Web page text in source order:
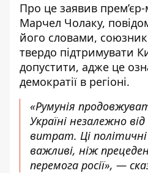
Про це заявив прем’єр-
Марчел Чолаку,
його словами,
твердо підтримувати
допустити, адже це
демократії в регіоні.
«Румунія
Україні незалежно
витрат. Ці
важливі, ніж
перемога росії», —